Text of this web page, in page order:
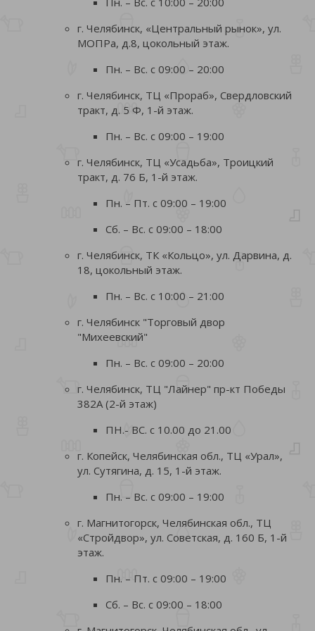
г. Челябинск, «Центральный рынок», ул.
МОПРа, д.8, цокольный этаж.
Пн. – Вс. с 09:00 – 20:00
г. Челябинск, ТЦ «Прораб», Свердловский
тракт, д. 5 Ф, 1-й этаж.
Пн. – Вс. с 09:00 – 19:00
г. Челябинск, ТЦ «Усадьба», Троицкий
тракт, д. 76 Б, 1-й этаж.
Пн. – Пт. с 09:00 – 19:00
Сб. – Вс. с 09:00 – 18:00
г. Челябинск, ТК «Кольцо», ул. Дарвина, д.
18, цокольный этаж.
Пн. – Вс. с 10:00 – 21:00
г. Челябинск "Торговый двор
"Михеевский"
Пн. – Вс. с 09:00 – 20:00
г. Челябинск, ТЦ "Лайнер" пр-кт Победы
382А (2-й этаж)
ПН.- ВС. с 10.00 до 21.00
г. Копейск, Челябинская обл., ТЦ «Урал»,
ул. Сутягина, д. 15, 1-й этаж.
Пн. – Вс. с 09:00 – 19:00
г. Магнитогорск, Челябинская обл., ТЦ
«Стройдвор», ул. Советская, д. 160 Б, 1-й
этаж.
Пн. – Пт. с 09:00 – 19:00
Сб. – Вс. с 09:00 – 18:00